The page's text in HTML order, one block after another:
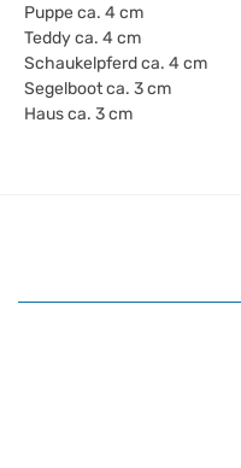
Puppe ca. 4 cm
Teddy ca. 4 cm
Schaukelpferd ca. 4 cm
Segelboot ca. 3 cm
Haus ca. 3 cm